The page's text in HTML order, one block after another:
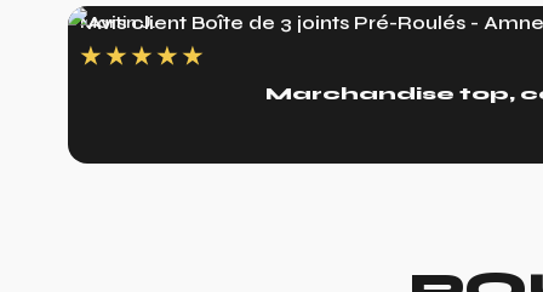
Martin J.
★ ★ ★ ★ ★
Marchandise top,